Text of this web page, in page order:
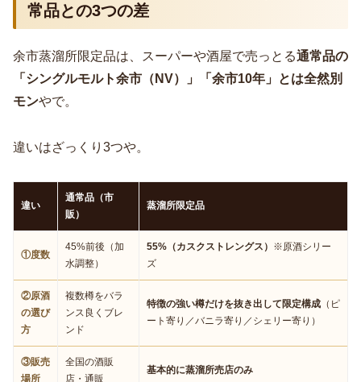
常品との3つの差
余市蒸溜所限定品は、スーパーや酒屋で売っとる通常品の
「シングルモルト余市（NV）」「余市10年」とは全然別
モンやで。
違いはざっくり3つや。
違い
通常品（市
販）
蒸溜所限定品
①度数
45%前後（加
水調整）
55%（カスクストレングス） ※原酒シリー
ズ
②原酒
の選び
方
複数樽をバラ
ンス良くブレ
ンド
特徴の強い樽だけを抜き出して限定構成 （ピ
ート寄り／バニラ寄り／シェリー寄り）
③販売
場所
全国の酒販
店・通販
基本的に蒸溜所売店のみ